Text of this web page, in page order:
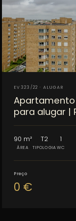
EV323/22 · ALUGAR
Apartamento
para alugar |
90 m²
ÁREA
T2
TIPOLOGIA
1
WC
Preço
0 €